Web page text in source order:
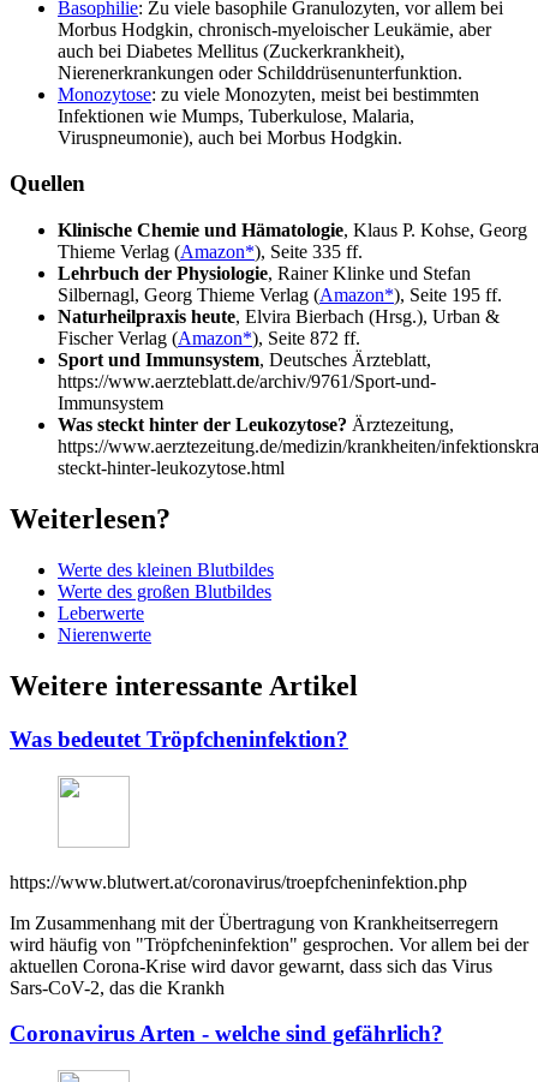
Basophilie: Zu viele basophile Granulozyten, vor allem bei
Morbus Hodgkin, chronisch-myeloischer Leukämie, aber
auch bei Diabetes Mellitus (Zuckerkrankheit),
Nierenerkrankungen oder Schilddrüsenunterfunktion.
Monozytose: zu viele Monozyten, meist bei bestimmten
Infektionen wie Mumps, Tuberkulose, Malaria,
Viruspneumonie), auch bei Morbus Hodgkin.
Quellen
Klinische Chemie und Hämatologie, Klaus P. Kohse, Georg
Thieme Verlag (Amazon*), Seite 335 ff.
Lehrbuch der Physiologie, Rainer Klinke und Stefan
Silbernagl, Georg Thieme Verlag (Amazon*), Seite 195 ff.
Naturheilpraxis heute, Elvira Bierbach (Hrsg.), Urban &
Fischer Verlag (Amazon*), Seite 872 ff.
Sport und Immunsystem, Deutsches Ärzteblatt,
https://www.aerzteblatt.de/archiv/9761/Sport-und-
Immunsystem
Was steckt hinter der Leukozytose? Ärztezeitung,
https://www.aerztezeitung.de/medizin/krankheiten/
steckt-hinter-leukozytose.html
Weiterlesen?
Werte des kleinen Blutbildes
Werte des großen Blutbildes
Leberwerte
Nierenwerte
Weitere interessante Artikel
Was bedeutet Tröpfcheninfektion?
https://www.blutwert.at/coronavirus/troepfcheninfektion.php
Im Zusammenhang mit der Übertragung von Krankheitserregern
wird häufig von "Tröpfcheninfektion" gesprochen. Vor allem bei der
aktuellen Corona-Krise wird davor gewarnt, dass sich das Virus
Sars-CoV-2, das die Krankh
Coronavirus Arten - welche sind gefährlich?